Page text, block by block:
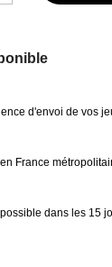
d'envoi de vos
France
dans les 15